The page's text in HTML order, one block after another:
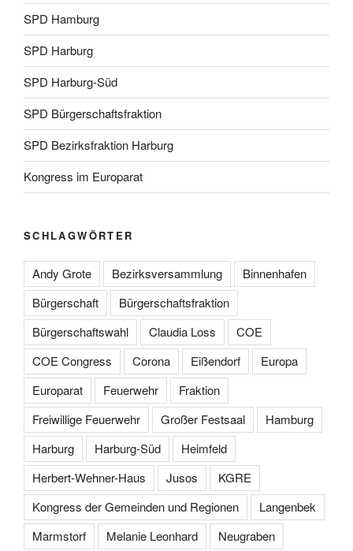
SPD Hamburg
SPD Harburg
SPD Harburg-Süd
SPD Bürgerschaftsfraktion
SPD Bezirksfraktion Harburg
Kongress im Europarat
SCHLAGWÖRTER
Andy Grote Bezirksversammlung
Binnenhafen
Bürgerschaft
Bürgerschaftsfraktion
Bürgerschaftswahl
Claudia Loss
COE
COE Congress
Corona Eißendorf
Europa
Europarat
Feuerwehr
Fraktion
Freiwillige Feuerwehr
Großer Festsaal
Hamburg
Harburg
Harburg-Süd
Heimfeld
Herbert-Wehner-Haus
Jusos
KGRE
Kongress der Gemeinden und Regionen
Langenbek
Marmstorf
Melanie Leonhard
Neugraben